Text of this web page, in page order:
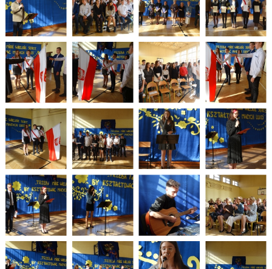
LINK DO WYPOŻYCZEŃ ON-LINE - BIBLIOTEKA
HARMONOGRAM MATURY 2025
EGZAMIN POTWIERDZAJĄCY KWALIFIKACJE W ZAWODZIE CZERWIEC
2026
"WIĘCEJ PRAKTYKI" - 2019 - 2021
"SZKOLIMY ZAWODOWO W POWIECIE OLESKIM” - 2018-2020
LINKI DO PRZETARGÓW 2020 - 2022
„KSZTAŁCIMY KOMPLEKSOWO I NOWOCZEŚNIE”- 2020 - 2022
DZIENNIK ELEKTRONICZNY
INSTRUKCJA LOGOWANIA DO DZIENNIKA
KONCEPCJA PRACY ZESPOŁU SZKÓŁ W GORZOWIE ŚLĄSKIM
WYCIECZKA SZKOLNA
ORGANIZACJA MATURY W "NOWEJ FORMULE"